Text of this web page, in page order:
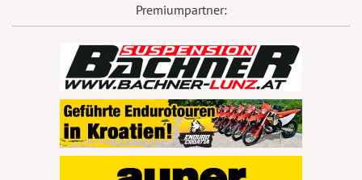
Premiumpartner: